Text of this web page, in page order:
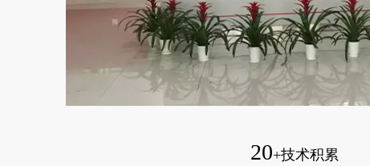
20+技术积累